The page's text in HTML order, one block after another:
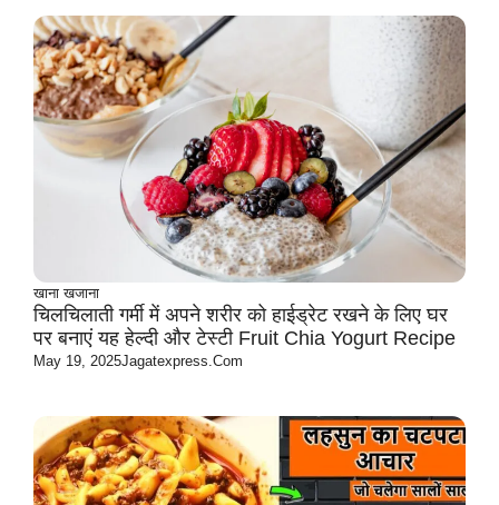
खाना खजाना
चिलचिलाती गर्मी में अपने शरीर को हाईड्रेट रखने के लिए घर
पर बनाएं यह हेल्दी और टेस्टी Fruit Chia Yogurt Recipe
May 19, 2025Jagatexpress.com